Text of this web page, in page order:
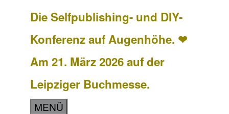
Die Selfpublishing- und DIY-
Konferenz auf Augenhöhe. ❤
Am 21. März 2026 auf der
Leipziger Buchmesse.
MENÜ